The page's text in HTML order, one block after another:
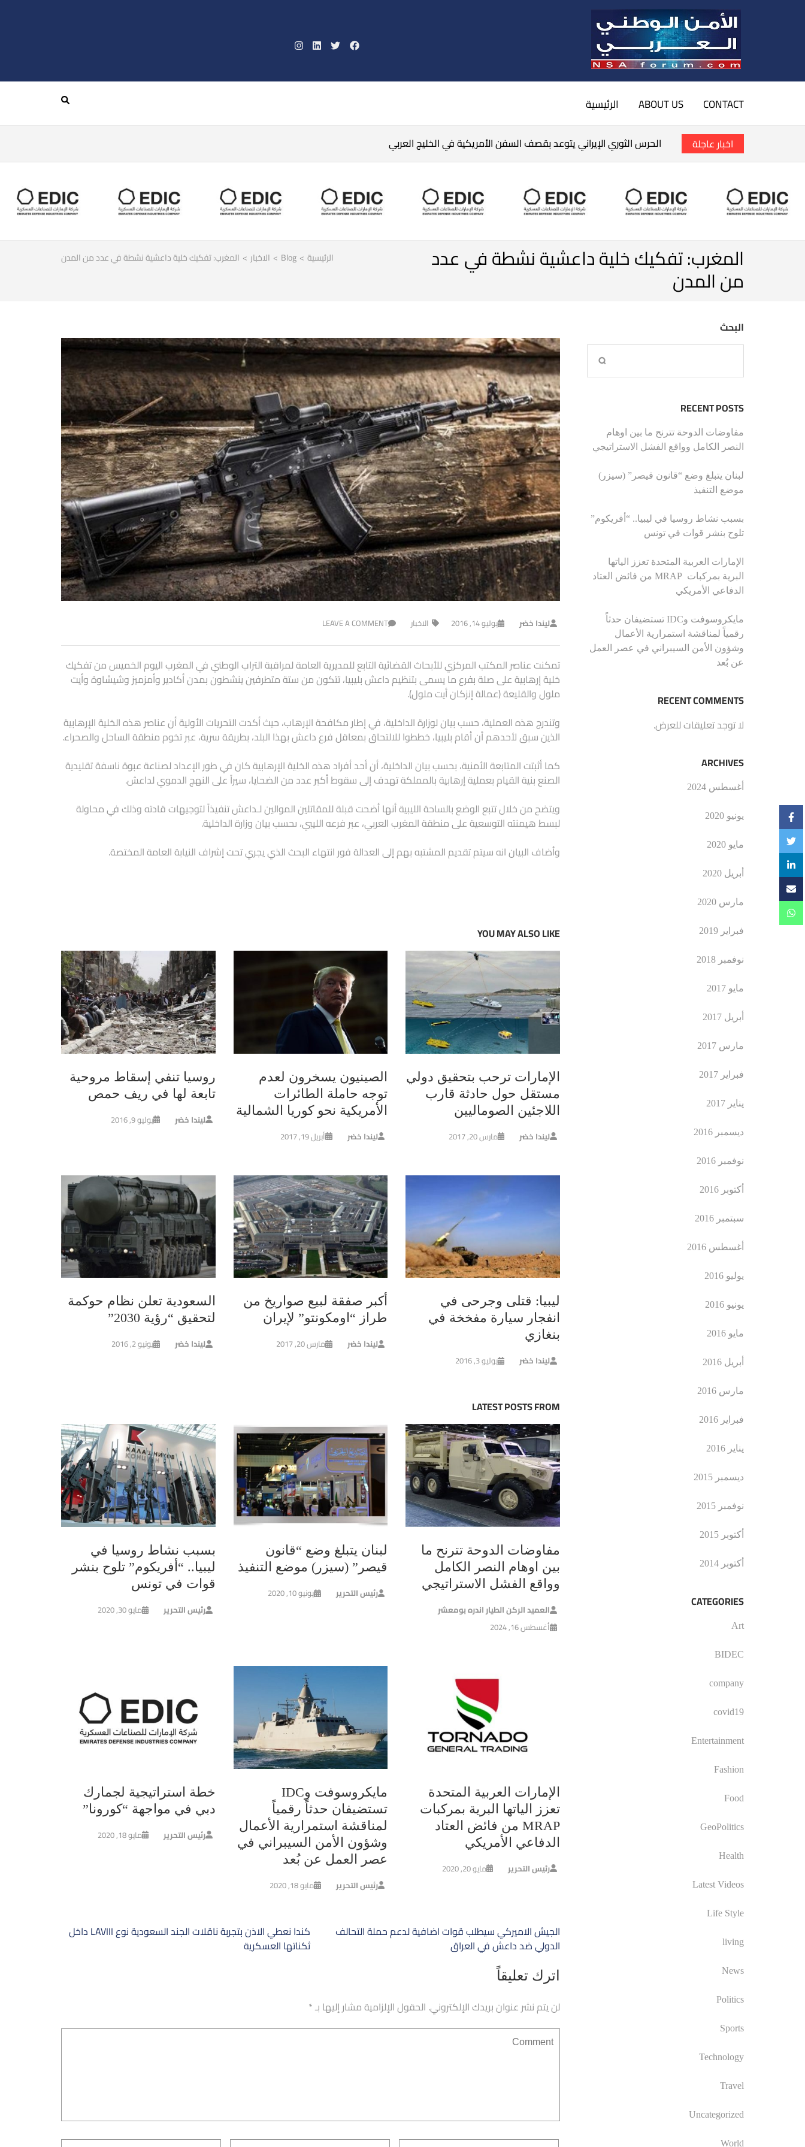
CONTACT
ABOUT US الرئيسية
اخبار عاجلة الحرس الثوري الإيراني يتوعد بقصف السفن الأمريكية في الخليج العربي
الرئيسية >
Blog
> الاخبار > المغرب: تفكيك خلية داعشية نشطة في عدد من المدن المغرب: تفكيك خلية داعشية نشطة في عدد
من المدن
ليندا خضر يوليو 14, 2016 الاخبار LEAVE A COMMENT
تمكنت عناصر المكتب المركزي للأبحاث القضائية التابع للمديرية العامة لمراقبة التراب الوطني في المغرب اليوم الخميس من تفكيك
خلية إرهابية على صلة بفرع ما يسمى بتنظيم داعش بليبيا، تتكون من ستة متطرفين ينشطون بمدن أكادير وأمزميز وشيشاوة وأيت
ملول والقليعة (عمالة إنزكان أيت ملول).
وتندرج هذه العملية، حسب بيان لوزارة الداخلية، في إطار مكافحة الإرهاب، حيث أكدت التحريات الأولية أن عناصر هذه الخلية الإرهابية
الذين سبق لأحدهم أن أقام بليبيا، خططوا للالتحاق بمعاقل فرع داعش بهذا البلد، بطريقة سرية، عبر تخوم منطقة الساحل والصحراء.
كما أثبتت المتابعة الأمنية، بحسب بيان الداخلية، أن أحد أفراد هذه الخلية الإرهابية كان في طور الإعداد لصناعة عبوة ناسفة تقليدية
الصنع بنية القيام بعملية إرهابية بالمملكة تهدف إلى سقوط أكبر عدد من الضحايا، سيراً على النهج الدموي لداعش.
ويتضح من خلال تتبع الوضع بالساحة الليبية أنها أضحت قبلة للمقاتلين الموالين لـداعش تنفيذاً لتوجيهات قادته وذلك في محاولة
لبسط هيمنته التوسعية على منطقة المغرب العربي، عبر فرعه الليبي، ىحسب بيان وزارة الداخلية.
وأضاف البيان انه سيتم تقديم المشتبه بهم إلى العدالة فور انتهاء البحث الذي يجري تحت إشراف النيابة العامة المختصة.
YOU MAY ALSO LIKE
الإمارات ترحب بتحقيق دولي
مستقل حول حادثة قارب
اللاجئين الصوماليين
ليندا خضر مارس 20, 2017
الصينيون يسخرون لعدم
توجه حاملة الطائرات
الأمريكية نحو كوريا الشمالية
ليندا خضر أبريل 19, 2017
روسيا تنفي إسقاط مروحية
تابعة لها في ريف حمص
ليندا خضر يوليو 9, 2016
ليبيا: قتلى وجرحى في
انفجار سيارة مفخخة في
بنغازي
ليندا خضر يوليو 3, 2016
أكبر صفقة لبيع صواريخ من
طراز “اومكونتو” لإيران
ليندا خضر مارس 20, 2017
السعودية تعلن نظام حوكمة
لتحقيق “رؤية 2030”
ليندا خضر يونيو 2, 2016
LATEST POSTS FROM
مفاوضات الدوحة تترنح ما
بين اوهام النصر الكامل
وواقع الفشل الاستراتيجي
العميد الركن الطيار اندره بومعشر
أغسطس 16, 2024
لبنان يتبلغ وضع “قانون
قيصر” (سيزر) موضع التنفيذ
رئيس التحرير يونيو 10, 2020
بسبب نشاط روسيا في
ليبيا.. “أفريكوم” تلوح بنشر
قوات في تونس
رئيس التحرير مايو 30, 2020
الإمارات العربية المتحدة
تعزز الياتها البرية بمركبات
MRAP من فائض العتاد
الدفاعي الأمريكي
رئيس التحرير مايو 20, 2020
مايكروسوفت وIDC
تستضيفان حدثاً رقمياً
لمناقشة استمرارية الأعمال
وشؤون الأمن السيبراني في
عصر العمل عن بُعد
رئيس التحرير مايو 18, 2020
خطة استراتيجية لجمارك
دبي في مواجهة “كورونا”
رئيس التحرير مايو 18, 2020
تصفّح
المقالات
كندا نعطي الاذن بتجربة ناقلات الجند السعودية نوع LAVIII داخل
ثكناتها العسكرية
الجيش الاميركي سيطلب قوات اضافية لدعم حملة التحالف
الدولي ضد داعش في العراق
اترك تعليقاً
لن يتم نشر عنوان بريدك الإلكتروني. الحقول الإلزامية مشار إليها بـ*
البحث
RECENT POSTS
مفاوضات الدوحة تترنح ما بين اوهام
النصر الكامل وواقع الفشل الاستراتيجي
لبنان يتبلغ وضع “قانون قيصر” (سيزر)
موضع التنفيذ
بسبب نشاط روسيا في ليبيا.. “أفريكوم”
تلوح بنشر قوات في تونس
الإمارات العربية المتحدة تعزز الياتها
البرية بمركبات MRAP من فائض العتاد
الدفاعي الأمريكي
مايكروسوفت وIDC تستضيفان حدثاً
رقمياً لمناقشة استمرارية الأعمال
وشؤون الأمن السيبراني في عصر العمل
عن بُعد
RECENT COMMENTS
لا توجد تعليقات للعرض.
ARCHIVES
أغسطس 2024
يونيو 2020
مايو 2020
أبريل 2020
مارس 2020
فبراير 2019
نوفمبر 2018
مايو 2017
أبريل 2017
مارس 2017
فبراير 2017
يناير 2017
ديسمبر 2016
نوفمبر 2016
أكتوبر 2016
سبتمبر 2016
أغسطس 2016
يوليو 2016
يونيو 2016
مايو 2016
أبريل 2016
مارس 2016
فبراير 2016
يناير 2016
ديسمبر 2015
نوفمبر 2015
أكتوبر 2015
أكتوبر 2014
CATEGORIES
Art
BIDEC
company
covid19
Entertainment
Fashion
Food
GeoPolitics
Health
Latest Videos
Life Style
living
News
Politics
Sports
Technology
Travel
Uncategorized
World